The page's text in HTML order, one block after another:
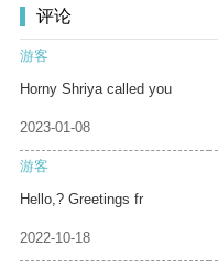
评论
游客
Horny Shriya called you
2023-01-08
游客
Hello,? Greetings fr
2022-10-18